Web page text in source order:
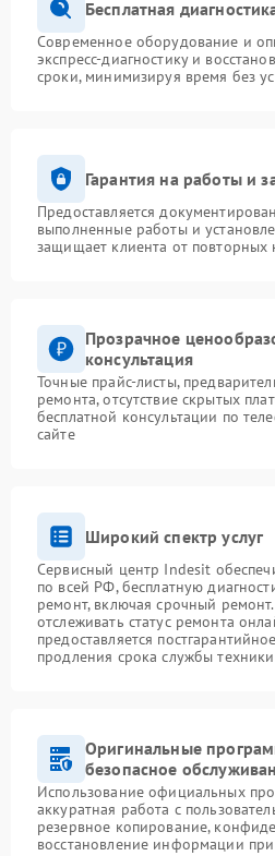
Бесплатная
Современное оборудование и
экспресс-диагностику и
сроки, минимизируя время без
Гарантия на работы и
Предоставляется
выполненные работы и
защищает клиента от повторных
Прозрачное
консультация
Точные прайс-листы,
ремонта, отсутствие скрытых
бесплатной консультации по
сайте
Широкий спектр услуг
Сервисный центр Indesit
по всей РФ, бесплатную
ремонт, включая срочный
отслеживать статус ремонта
предоставляется
продления срока службы техники
Оригинальные
безопасное
Использование официальных
аккуратная работа с
резервное копирование,
восстановление информации